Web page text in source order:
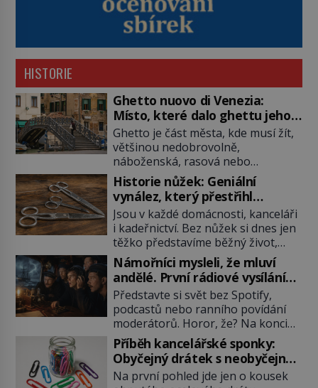
HISTORIE
Ghetto nuovo di Venezia:
Místo, které dalo ghettu jeho
jméno
Ghetto je část města, kde musí žít,
většinou nedobrovolně,
náboženská, rasová nebo
národnostní menšina obyvatel.
Bohaté historické zkušenosti mají
s takovým životem Židé. Už od
středověku jsou totiž v každou
chvíli nuceni v nějakém žít. Mezi ty
nejslavnější patří i benítské Geto
založené v roce 1516. Přítomnost
židů je v Benátkách doložena
přibližně od 10. století. Volnější
období […]
Historie nůžek: Geniální
vynález, který přestřihl
tisíciletí
Jsou v každé domácnosti, kanceláři
i kadeřnictví. Bez nůžek si dnes jen
těžko představíme běžný život,
přesto jejich příběh začíná dávno
před vznikem papíru nebo knih. Od
jednoduchých bronzových čepelí až
po chirurgické nástroje a
krejčovské skvosty. Celá historie
nůžek dokazuje, že i obyčejná věc
může být výsledkem tisíců let lidské
vynalézavosti. Když dnes vezmeme
[…]
Námořníci mysleli, že mluví
andělé. První rádiové vysílání
šokovalo svět
Představte si svět bez Spotify,
podcastů nebo ranního povídání
moderátorů. Horor, že? Na konci
19. století lidé pro zábavu
maximálně tak zírali do zdi nebo
louskali ořechy. Pak se ale pár
geniálních mozků rozhodlo chytat
Příběh kancelářské sponky:
Obyčejný drátek s neobyčejnou
historií
Na první pohled jde jen o kousek